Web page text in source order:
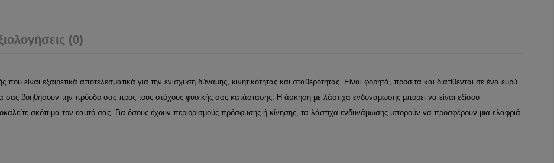
(0)
είναι εξαιρετικά αποτελεσματικά για την ενίσχυση δύναμης, κινητικότητας και σταθερότητας. Είναι φορητά, προσιτά και διατίθενται σε ένα ευρύ
βοηθήσουν την πρόοδό σας προς τους στόχους φυσικής σας κατάστασης. Η άσκηση με λάστιχα ενδυνάμωσης μπορεί να είναι εξίσου
σκόπιμα τον εαυτό σας. Για όσους έχουν περιορισμούς πρόσφυσης ή κίνησης, τα λάστιχα ενδυνάμωσης μπορούν να προσφέρουν μια ελαφριά